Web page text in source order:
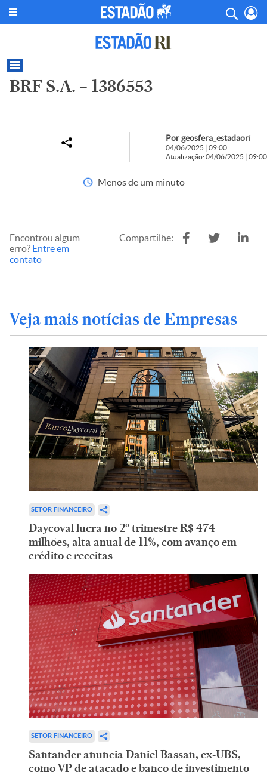
BRF S.A. – 1386553
Por geosfera_estadaori
04/06/2025 | 09:00
Atualização: 04/06/2025 | 09:00
Menos de um minuto
Encontrou algum
erro? Entre em
contato
Compartilhe:
Veja mais notícias de Empresas
SETOR FINANCEIRO
Daycoval lucra no 2º trimestre R$ 474
milhões, alta anual de 11%, com avanço em
crédito e receitas
SETOR FINANCEIRO
Santander anuncia Daniel Bassan, ex-UBS,
como VP de atacado e banco de investimento